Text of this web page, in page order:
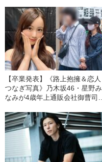
【卒業発表】《路上抱擁＆恋人
つなぎ写真》乃木坂46・星野み
なみが4歳年上通販会社御曹司と
連泊